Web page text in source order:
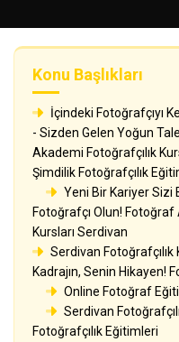
Konu Başlıkları
İçindeki Fotoğrafçıyı
- Sizden Gelen Yoğun
Akademi Fotoğrafçılık
Şimdilik Fotoğrafçılık
Yeni Bir Kariyer Sizi
Fotoğrafçı Olun!
Kursları Serdivan
Serdivan
Kadrajın, Senin Hikayen!
Online Fotoğraf
Serdivan
Fotoğrafçılık Eğitimleri